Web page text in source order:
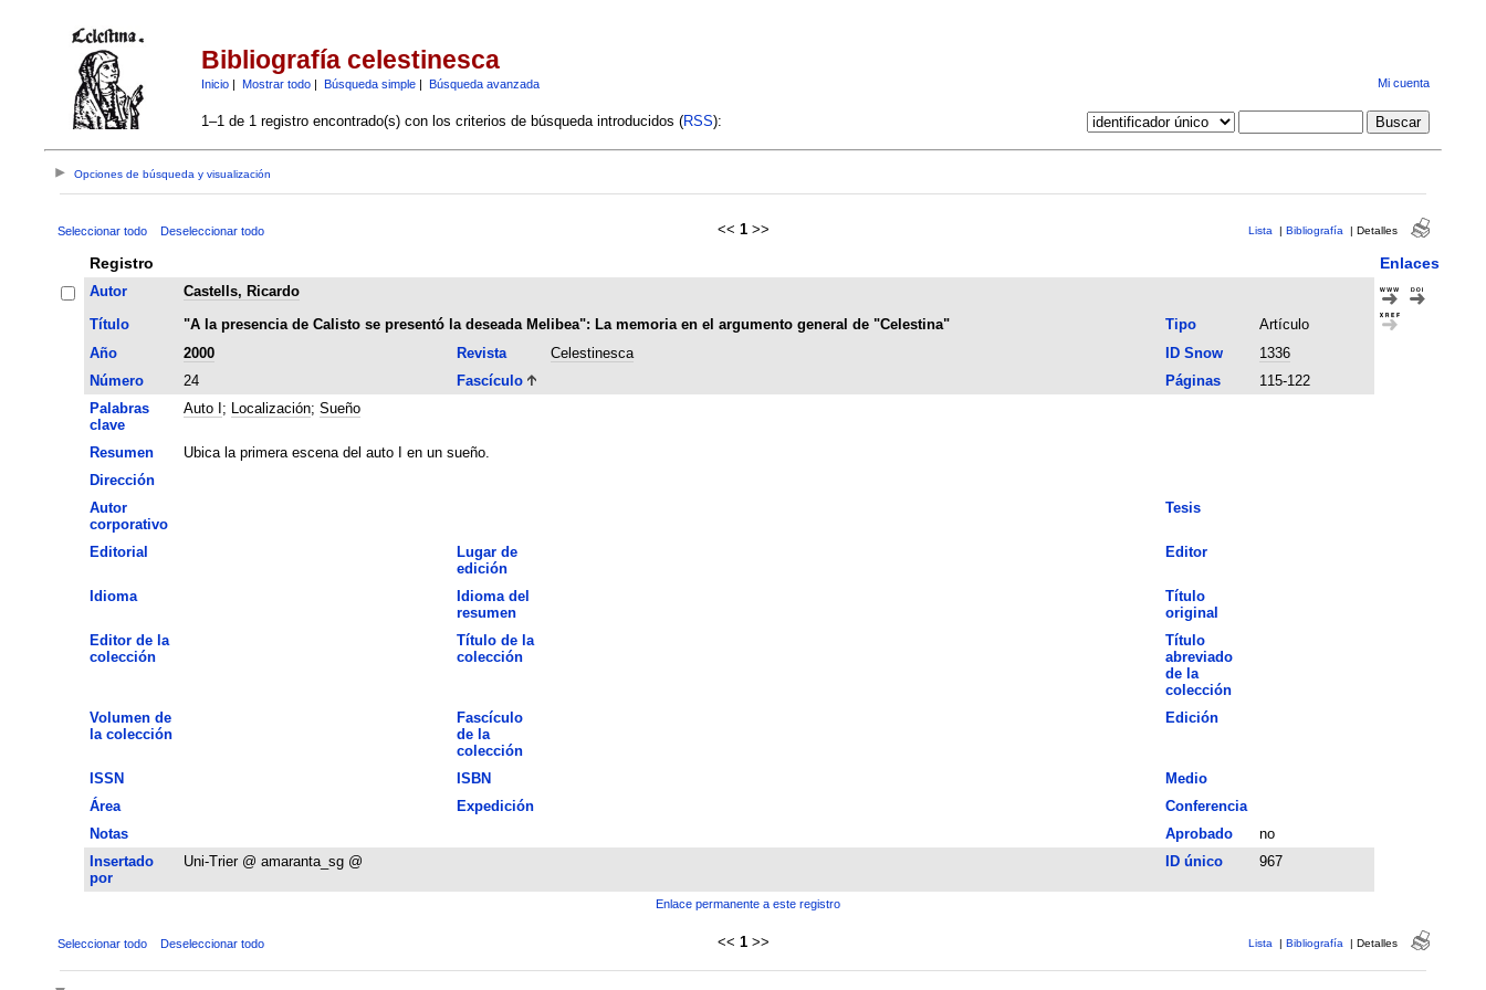
Bibliografía celestinesca
Inicio| Mostrar todo| Búsqueda simple| Búsqueda avanzada Mi cuenta
1–1 de 1 registro encontrado(s) con los criterios de búsqueda introducidos (RSS):
Opciones de búsqueda y visualización
Seleccionar todo Deseleccionar todo << 1 >> Lista | Bibliografía | Detalles
Registro Enlaces
Autor
Castells, Ricardo
Título
"A la presencia de Calisto se presentó la deseada Melibea": La memoria en el argumento general de "Celestina" Tipo
Artículo
Año
2000 Revista Celestinesca ID Snow
1336
Número
24 Fascículo Páginas
115-122
Palabras
clave
Auto I ; Localización; Sueño
Resumen
Ubica la primera escena del auto I en un sueño.
Dirección
Autor
corporativo
Tesis
Editorial
Lugar de
edición
Editor
Idioma
Idioma del
resumen
Título
original
Editor de la
colección
Título de la
colección
Título
abreviado
de la
colección
Volumen de
la colección
Fascículo
de la
colección
Edición
ISSN ISBN
Medio
Área
Expedición
Conferencia
Notas
Aprobado
no
Insertado
por
Uni-Trier @ amaranta_sg @ ID único 967
Enlace permanente a este registro
Seleccionar todo Deseleccionar todo << 1 >> Lista | Bibliografía | Detalles